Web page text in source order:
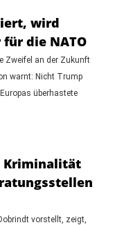
wird
die NATO
Zweifel an der Zukunft
warnt: Nicht Trump
überhastete
Kriminalität
vorstellt, zeigt,